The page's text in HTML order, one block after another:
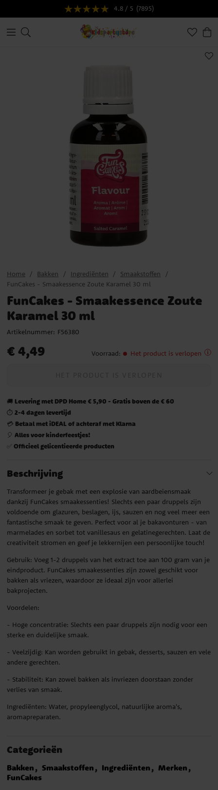
4.8 / 5 (7895)
Home Bakken Ingrediënten
Smaakstoffen
FunCakes - Smaakessence Zoute Karamel 30 ml
FunCakes - Smaakessence Zoute
Karamel 30 ml
Artikelnummer: F56380
Prijs: € 4,49
€ 4,49 Voorraad: Het product is verlopen
🚚 Levering met DPD Home € 5,90 - Gratis boven de € 60
⏱️ 2-4 dagen levertijd
💳 Betaal met iDEAL of achteraf met Klarna
🎈 Alles voor kinderfeestjes!
✅ Officieel gelicentieerde producten
Beschrijving
Transformeer je gebak met een explosie van aardbeiensmaak
dankzij FunCakes smaakessenties! Slechts een paar druppels zijn
voldoende om glazuren, beslagen, ijs, sauzen en nog veel meer een
fantastische smaak te geven. Perfect voor al je bakavonturen - van
marmelades en sorbet tot vanillesaus en gelatinegerechten. Laat de
creativiteit stromen en geef je lekkernijen een persoonlijke touch!
Gebruik: Voeg 1-2 druppels van het extract toe aan 100 gram van je
eindproduct. FunCakes smaakessenties zijn zowel geschikt voor
bakken als vriezen, waardoor ze ideaal zijn voor allerlei
bakprojecten.
Voordelen:
- Hoge concentratie: Slechts een paar druppels zijn nodig voor een
sterke en duidelijke smaak.
- Veelzijdig: Kan worden gebruikt in gebak, desserts, sauzen en vele
andere gerechten.
- Stabiliteit: Kan zowel bakken als invriezen doorstaan zonder
verlies van smaak.
Ingrediënten: Water, propyleenglycol, natuurlijke aroma's,
aromapreparaten.
Categorieën
Bakken Smaakstoffen Ingrediënten
Merken
FunCakes